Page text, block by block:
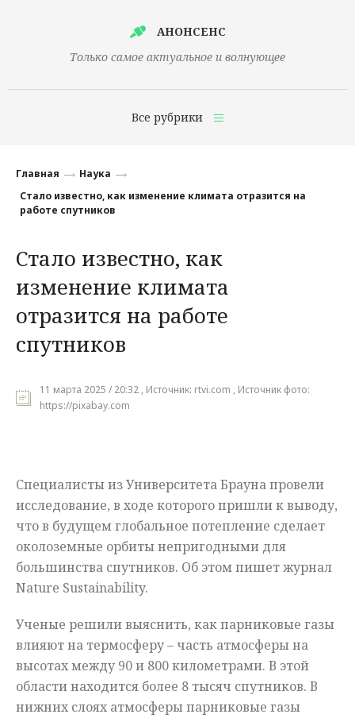
АНОНСЕНС
Только самое актуальное и волнующее
Все рубрики
Финансы
Наука
Культура
Общество
Политика
Происшествия
Главная
Наука
Стало известно, как изменение климата отразится на
работе спутников
Стало известно, как
изменение климата
отразится на работе
спутников
11 марта 2025 / 20:32 , Источник: rtvi.com , Источник фото:
https://pixabay.com
Специалисты из Университета Брауна провели
исследование, в ходе которого пришли к выводу,
что в будущем глобальное потепление сделает
околоземные орбиты непригодными для
большинства спутников. Об этом пишет журнал
Nature Sustainability.
Ученые решили выяснить, как парниковые газы
влияют на термосферу – часть атмосферы на
высотах между 90 и 800 километрами. В этой
области находится более 8 тысяч спутников. В
нижних слоях атмосферы парниковые газы